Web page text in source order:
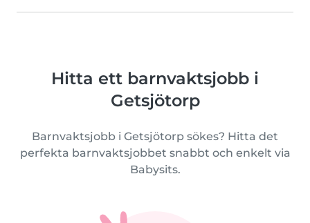
Hitta ett barnvaktsjobb i
Getsjötorp
Barnvaktsjobb i Getsjötorp sökes? Hitta det
perfekta barnvaktsjobbet snabbt och enkelt via
Babysits.